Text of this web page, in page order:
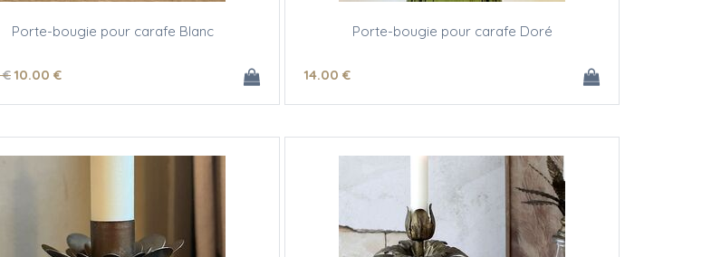
Porte-bougie pour carafe Blanc
€10.00 €
Porte-bougie pour carafe Doré
14.00 €